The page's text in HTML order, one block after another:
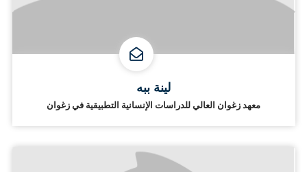
لينة ببه
معهد زغوان العالي للدراسات الإنسانية التطبيقية في زغوان